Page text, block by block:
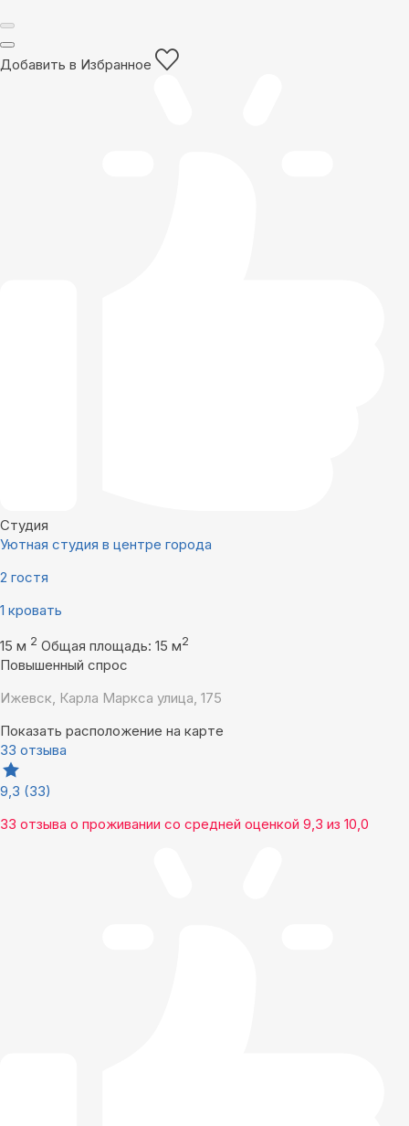
Добавить в Избранное
Студия
Уютная студия в центре города
2 гостя
1 кровать
15 м 2 Общая площадь: 15 м2
Повышенный спрос
Ижевск, Карла Маркса улица, 175
Показать расположение на карте
33 отзыва
9,3 (33)
33 отзыва о проживании со средней оценкой 9,3 из 10,0